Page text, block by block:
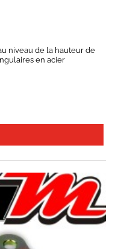
niveau de la hauteur de
en acier